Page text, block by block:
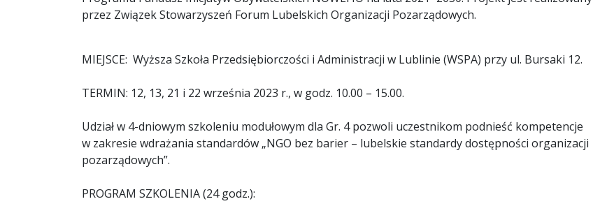
przez Związek Stowarzyszeń Forum Lubelskich Organizacji Pozarządowych.
MIEJSCE: Wyższa Szkoła Przedsiębiorczości i Administracji w Lublinie (WSPA) przy ul. Bursaki 12.
TERMIN: 12, 13, 21 i 22 września 2023 r., w godz. 10.00 – 15.00.
Udział w 4-dniowym szkoleniu modułowym dla Gr. 4 pozwoli uczestnikom podnieść kompetencje
w zakresie wdrażania standardów „NGO bez barier – lubelskie standardy dostępności organizacji
pozarządowych”.
PROGRAM SZKOLENIA (24 godz.):